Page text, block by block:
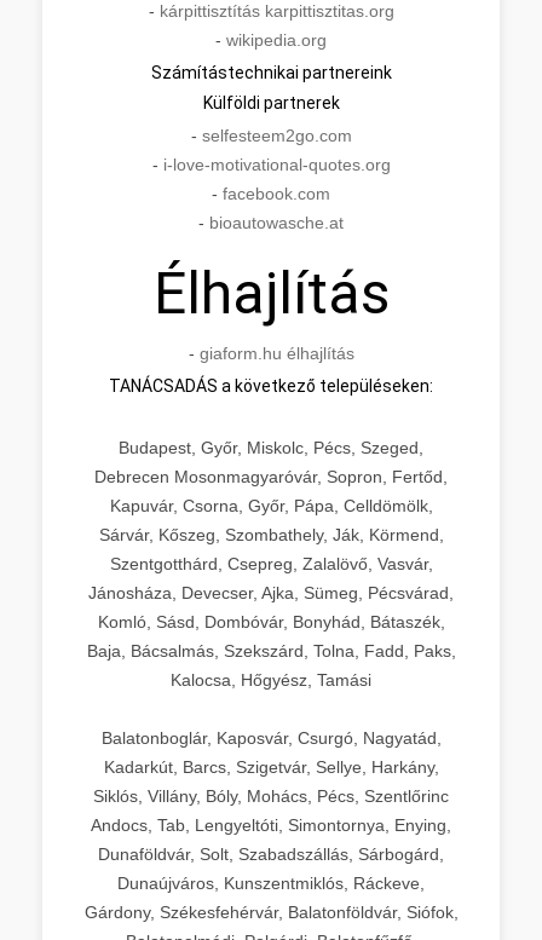
- kárpittisztítás karpittisztitas.org
- wikipedia.org
Számítástechnikai partnereink
Külföldi partnerek
- selfesteem2go.com
- i-love-motivational-quotes.org
- facebook.com
- bioautowasche.at
Élhajlítás
- giaform.hu élhajlítás
TANÁCSADÁS a következő településeken:
Budapest, Győr, Miskolc, Pécs, Szeged,
Debrecen Mosonmagyaróvár, Sopron, Fertőd,
Kapuvár, Csorna, Győr, Pápa, Celldömölk,
Sárvár, Kőszeg, Szombathely, Ják, Körmend,
Szentgotthárd, Csepreg, Zalalövő, Vasvár,
Jánosháza, Devecser, Ajka, Sümeg, Pécsvárad,
Komló, Sásd, Dombóvár, Bonyhád, Bátaszék,
Baja, Bácsalmás, Szekszárd, Tolna, Fadd, Paks,
Kalocsa, Hőgyész, Tamási
Balatonboglár, Kaposvár, Csurgó, Nagyatád,
Kadarkút, Barcs, Szigetvár, Sellye, Harkány,
Siklós, Villány, Bóly, Mohács, Pécs, Szentlőrinc
Andocs, Tab, Lengyeltóti, Simontornya, Enying,
Dunaföldvár, Solt, Szabadszállás, Sárbogárd,
Dunaújváros, Kunszentmiklós, Ráckeve,
Gárdony, Székesfehérvár, Balatonföldvár, Siófok,